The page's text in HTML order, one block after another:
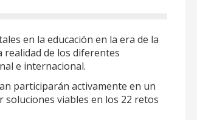
en la educación en la era de la
realidad de los diferentes
e internacional.
participarán activamente en un
viables en los 22 retos